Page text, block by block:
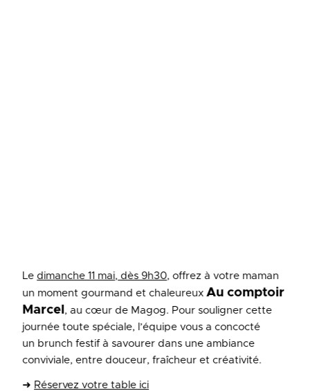
Le dimanche 11 mai, dès 9h30, offrez à votre maman
un moment gourmand et chaleureuxAu comptoir
Marcel , au cœur de Magog. Pour souligner cette
journée toute spéciale, l’équipe vous a concocté
un brunch festif à savourer dans une ambiance
conviviale, entre douceur, fraîcheur et créativité.
➜ Réservez votre table ici